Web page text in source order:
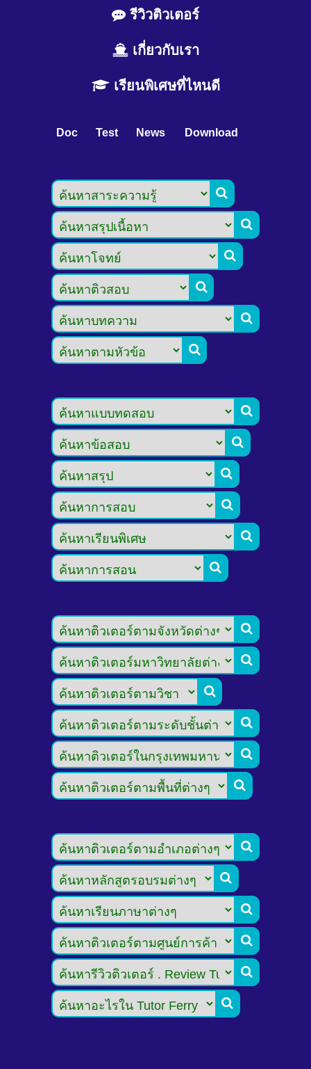
รีวิวติวเตอร์
เกี่ยวกับเรา
เรียนพิเศษที่ไหนดี
Doc Test News Download























